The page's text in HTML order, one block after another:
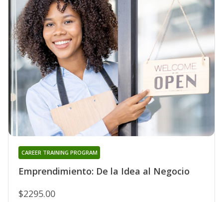
Emprendimiento: De la Idea al Negocio
CAREER TRAINING PROGRAM
$2295.00